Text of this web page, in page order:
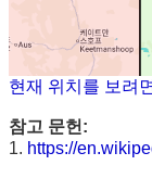
현재 위치를 보려
참고 문헌:
1. https://